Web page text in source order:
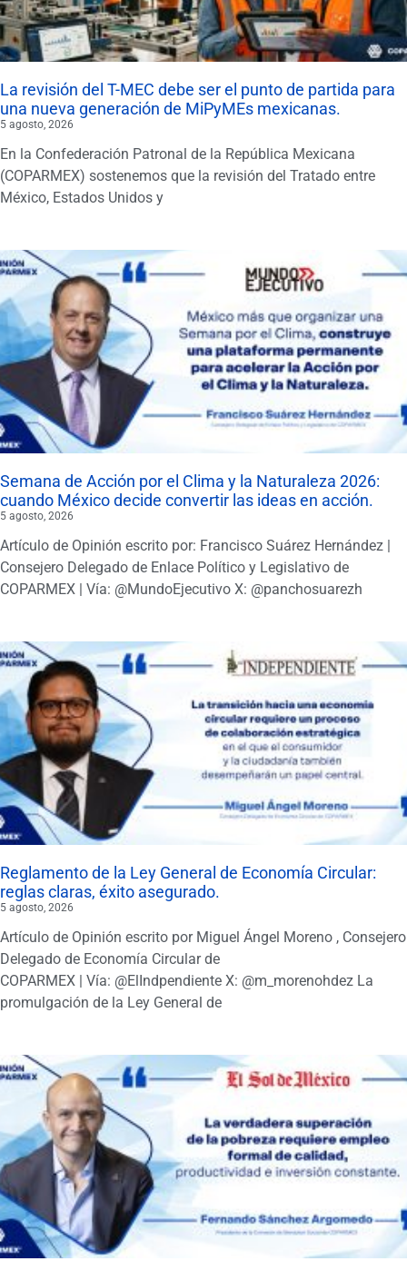
La revisión del T-MEC debe ser el punto de partida para
una nueva generación de MiPyMEs mexicanas.
5 agosto, 2026
En la Confederación Patronal de la República Mexicana
(COPARMEX) sostenemos que la revisión del Tratado entre
México, Estados Unidos y
Semana de Acción por el Clima y la Naturaleza 2026:
cuando México decide convertir las ideas en acción.
5 agosto, 2026
Artículo de Opinión escrito por: Francisco Suárez Hernández |
Consejero Delegado de Enlace Político y Legislativo de
COPARMEX | Vía: @MundoEjecutivo X: @panchosuarezh
Reglamento de la Ley General de Economía Circular:
reglas claras, éxito asegurado.
5 agosto, 2026
Artículo de Opinión escrito por Miguel Ángel Moreno , Consejero
Delegado de Economía Circular de
COPARMEX | Vía: @ElIndpendiente X: @m_morenohdez La
promulgación de la Ley General de